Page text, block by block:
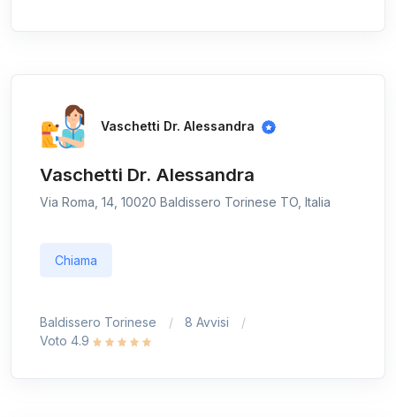
Vaschetti Dr. Alessandra
Vaschetti Dr. Alessandra
Via Roma, 14, 10020 Baldissero Torinese TO, Italia
Chiama
Baldissero Torinese
8 Avvisi
Voto 4.9